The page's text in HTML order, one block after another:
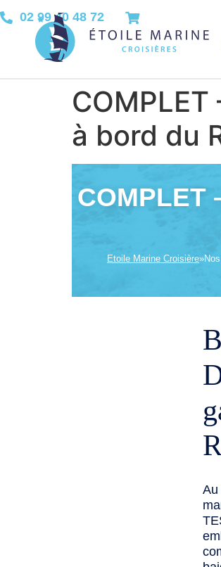
02 99 40 48 72
COMPLET
à bord du
COMPLET
Etoile Marine Croisière»
Au